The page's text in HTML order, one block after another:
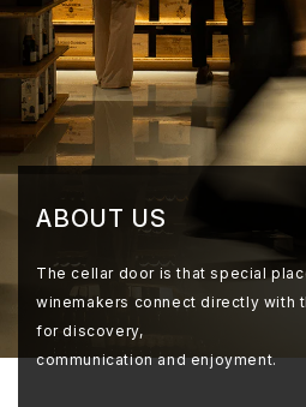
ABOUT US
The cellar door is that special
winemakers connect directly with
for discovery,
communication and enjoyment.